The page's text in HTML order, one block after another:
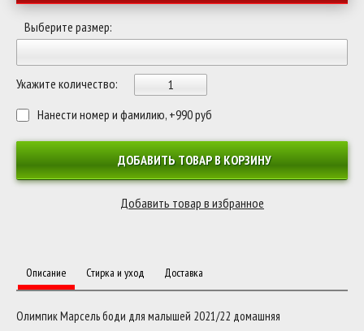
Выберите размер:
Укажите количество:
Нанести номер и фамилию, +990 руб
ДОБАВИТЬ ТОВАР В КОРЗИНУ
Описание Стирка и уход Доставка
Олимпик Марсель боди для малышей 2021/22 домашняя